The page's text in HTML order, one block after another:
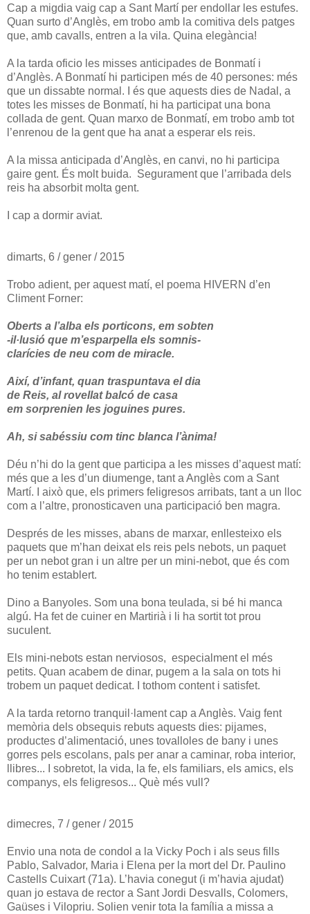
Cap a migdia vaig cap a Sant Martí per endollar les estufes.
Quan surto d’Anglès, em trobo amb la comitiva dels patges
que, amb cavalls, entren a la vila. Quina elegància!
A la tarda oficio les misses anticipades de Bonmatí i
d’Anglès. A Bonmatí hi participen més de 40 persones: més
que un dissabte normal. I és que aquests dies de Nadal, a
totes les misses de Bonmatí, hi ha participat una bona
collada de gent. Quan marxo de Bonmatí, em trobo amb tot
l’enrenou de la gent que ha anat a esperar els reis.
A la missa anticipada d’Anglès, en canvi, no hi participa
gaire gent. És molt buida. Segurament que l’arribada dels
reis ha absorbit molta gent.
I cap a dormir aviat.
dimarts, 6 / gener / 2015
Trobo adient, per aquest matí, el poema HIVERN d’en
Climent Forner:
Oberts a l’alba els porticons, em sobten
-il·lusió que m’esparpella els somnis-
clarícies de neu com de miracle.
Així, d’infant, quan traspuntava el dia
de Reis, al rovellat balcó de casa
em sorprenien les joguines pures.
Ah, si sabéssiu com tinc blanca l’ànima!
Déu n’hi do la gent que participa a les misses d’aquest matí:
més que a les d’un diumenge, tant a Anglès com a Sant
Martí. I això que, els primers feligresos arribats, tant a un lloc
com a l’altre, pronosticaven una participació ben magra.
Després de les misses, abans de marxar, enllesteixo els
paquets que m’han deixat els reis pels nebots, un paquet
per un nebot gran i un altre per un mini-nebot, que és com
ho tenim establert.
Dino a Banyoles. Som una bona teulada, si bé hi manca
algú. Ha fet de cuiner en Martirià i li ha sortit tot prou
suculent.
Els mini-nebots estan nerviosos, especialment el més
petits. Quan acabem de dinar, pugem a la sala on tots hi
trobem un paquet dedicat. I tothom content i satisfet.
A la tarda retorno tranquil·lament cap a Anglès. Vaig fent
memòria dels obsequis rebuts aquests dies: pijames,
productes d’alimentació, unes tovalloles de bany i unes
gorres pels escolans, pals per anar a caminar, roba interior,
llibres... I sobretot, la vida, la fe, els familiars, els amics, els
companys, els feligresos... Què més vull?
dimecres, 7 / gener / 2015
Envio una nota de condol a la Vicky Poch i als seus fills
Pablo, Salvador, Maria i Elena per la mort del Dr. Paulino
Castells Cuixart (71a). L’havia conegut (i m’havia ajudat)
quan jo estava de rector a Sant Jordi Desvalls, Colomers,
Gaüses i Vilopriu. Solien venir tota la família a missa a